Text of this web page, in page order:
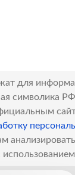
для
символика